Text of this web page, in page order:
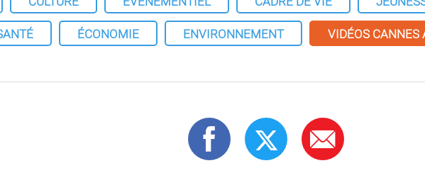
ÉCONOMIE ENVIRONNEMENT VIDÉOS CANNES